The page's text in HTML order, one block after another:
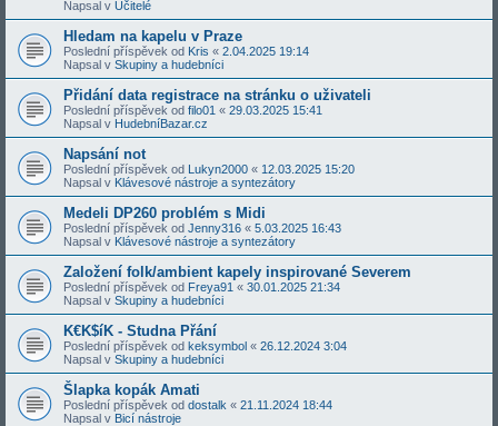
Napsal v Učitelé
Hledam na kapelu v Praze
Poslední příspěvek od Kris « 2.04.2025 19:14
Napsal v Skupiny a hudebníci
Přidání data registrace na stránku o uživateli
Poslední příspěvek od filo01 « 29.03.2025 15:41
Napsal v HudebníBazar.cz
Napsání not
Poslední příspěvek od Lukyn2000 « 12.03.2025 15:20
Napsal v Klávesové nástroje a syntezátory
Medeli DP260 problém s Midi
Poslední příspěvek od Jenny316 « 5.03.2025 16:43
Napsal v Klávesové nástroje a syntezátory
Založení folk/ambient kapely inspirované Severem
Poslední příspěvek od Freya91 « 30.01.2025 21:34
Napsal v Skupiny a hudebníci
K€K$íK - Studna Přání
Poslední příspěvek od keksymbol « 26.12.2024 3:04
Napsal v Skupiny a hudebníci
Šlapka kopák Amati
Poslední příspěvek od dostalk « 21.11.2024 18:44
Napsal v Bicí nástroje